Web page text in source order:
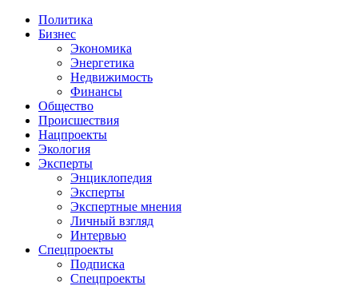
Политика
Бизнес
Экономика
Энергетика
Недвижимость
Финансы
Общество
Происшествия
Нацпроекты
Экология
Эксперты
Энциклопедия
Эксперты
Экспертные мнения
Личный взгляд
Интервью
Спецпроекты
Подписка
Спецпроекты